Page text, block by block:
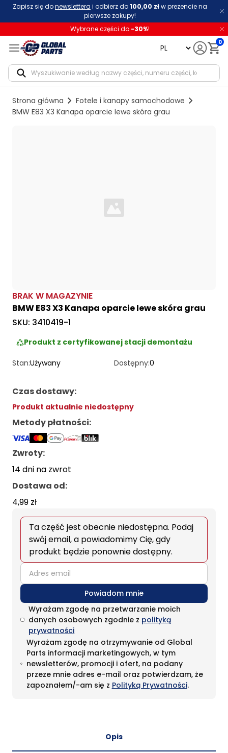
Zapisz się donewslettera i odbierz do100,00 złw prezencie na
pierwsze zakupy!
Wybrane części do -30%!
language 0
Strona główna
Fotele i kanapy samochodowe
BMW E83 X3 Kanapa oparcie lewe skóra grau
Loading...
BRAK W MAGAZYNIE
BMW E83 X3 Kanapa oparcie lewe skóra grau
SKU: 3410419-1
Produkt z certyfikowanej stacji demontażu
Stan:Używany Dostępny:0
Czas dostawy:
Produkt aktualnie niedostępny
Metody płatności:
Zwroty:
14 dni na zwrot
Dostawa od:
4,99 zł
Ta część jest obecnie niedostępna. Podaj
swój email, a powiadomimy Cię, gdy
produkt będzie ponownie dostępny.
email
Powiadom mnie
Wyrażam zgodę na przetwarzanie moich
danych osobowych zgodnie z polityką
prywatności
Wyrażam zgodę na otrzymywanie od Global
Parts informacji marketingowych, w tym
newsletterów, promocji i ofert, na podany
przeze mnie adres e-mail oraz potwierdzam, że
zapoznałem/-am się z Polityką Prywatności.
Opis